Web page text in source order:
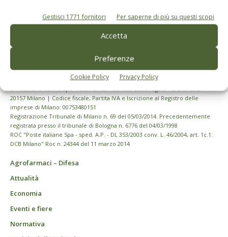
Gestisci 1771 fornitori Per saperne di più su questi scopi
Accetta
Preferenze
Cookie Policy Privacy Policy
© Tecniche Nuove Spa. Tutti i diritti riservati. Sede legale Via Eritrea 21 -
20157 Milano | Codice fiscale, Partita IVA e Iscrizione al Registro delle
imprese di Milano: 00753480151
Registrazione Tribunale di Milano n. 69 del 05/03/2014. Precedentemente
registrata presso il tribunale di Bologna n. 6776 del 04/03/1998
ROC "Poste italiane Spa - sped. A.P. - DL 353/2003 conv. L. 46/2004, art. 1c.1:
DCB Milano" Roc n. 24344 del 11 marzo 2014
Agrofarmaci – Difesa
Attualità
Economia
Eventi e fiere
Normativa